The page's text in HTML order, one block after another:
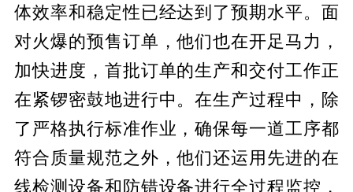
体效率和稳定性已经达到了预期水平。面
对火爆的预售订单，他们也在开足马力，
加快进度，首批订单的生产和交付工作正
在紧锣密鼓地进行中。在生产过程中，除
了严格执行标准作业，确保每一道工序都
符合质量规范之外，他们还运用先进的在
线检测设备和防错设备进行全过程监控，